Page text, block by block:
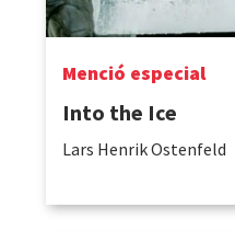
Menció especial
Into the Ice
Lars Henrik Ostenfeld